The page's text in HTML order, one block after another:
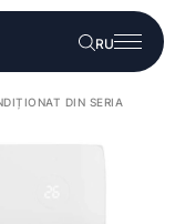
RU
DIN SERIA